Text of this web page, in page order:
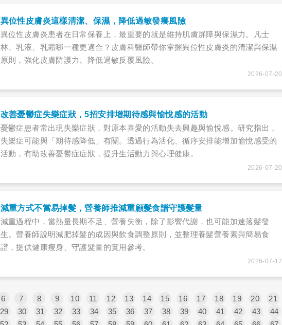
異位性皮膚炎這樣清潔、保濕，降低過敏發癢風險
異位性皮膚炎患者在日常保養上，最重要的就是維持肌膚屏障與保濕力。凡士
林、乳液、乳霜哪一種更適合？皮膚科醫師帶你掌握異位性皮膚炎的清潔與保濕
原則，強化皮膚防護力、降低過敏反覆風險。
2026-07-20
改善憂鬱症失樂症狀，5招安排增期待感與愉悅感的活動
憂鬱症患者常出現失樂症狀，對原本喜愛的活動失去興趣與愉悅感。研究指出，
失樂症可能與「期待感降低」有關。透過行為活化、循序安排能增加愉悅感受的
活動，有助改善憂鬱症症狀，提升生活動力與心理健康。
2026-07-20
減重方式不當易掉髮，營養師推減重顧髮食譜守護髮量
減重過程中，當熱量長期不足、營養失衡，除了影響代謝，也可能加速落髮發
生。營養師說明減肥掉髮的成因與飲食調整原則，並整理養髮營養素與簡易食
譜，提供健康瘦身、守護髮量的實用參考。
2026-07-17
6 7 8 9 10 11 12 13 14 15 16 17 18 19 20 21
29 30 31 32 33 34 35 36 37 38 39 40 41 42 43 44